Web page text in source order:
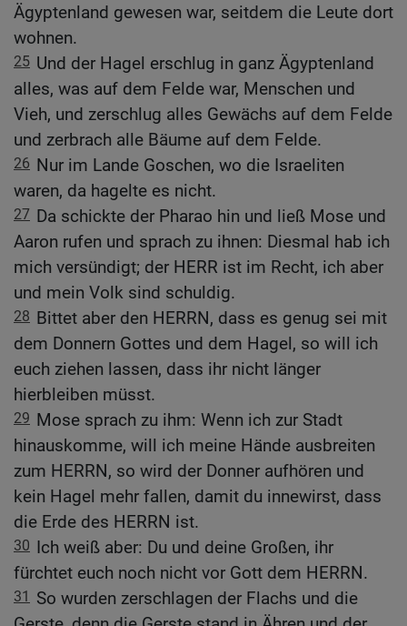
Ägyptenland gewesen war, seitdem die Leute dort
wohnen.
25 Und der Hagel erschlug in ganz Ägyptenland
alles, was auf dem Felde war, Menschen und
Vieh, und zerschlug alles Gewächs auf dem Felde
und zerbrach alle Bäume auf dem Felde.
26 Nur im Lande Goschen, wo die Israeliten
waren, da hagelte es nicht.
27 Da schickte der Pharao hin und ließ Mose und
Aaron rufen und sprach zu ihnen: Diesmal hab ich
mich versündigt; der HERR ist im Recht, ich aber
und mein Volk sind schuldig.
28 Bittet aber den HERRN, dass es genug sei mit
dem Donnern Gottes und dem Hagel, so will ich
euch ziehen lassen, dass ihr nicht länger
hierbleiben müsst.
29 Mose sprach zu ihm: Wenn ich zur Stadt
hinauskomme, will ich meine Hände ausbreiten
zum HERRN, so wird der Donner aufhören und
kein Hagel mehr fallen, damit du innewirst, dass
die Erde des HERRN ist.
30 Ich weiß aber: Du und deine Großen, ihr
fürchtet euch noch nicht vor Gott dem HERRN.
31 So wurden zerschlagen der Flachs und die